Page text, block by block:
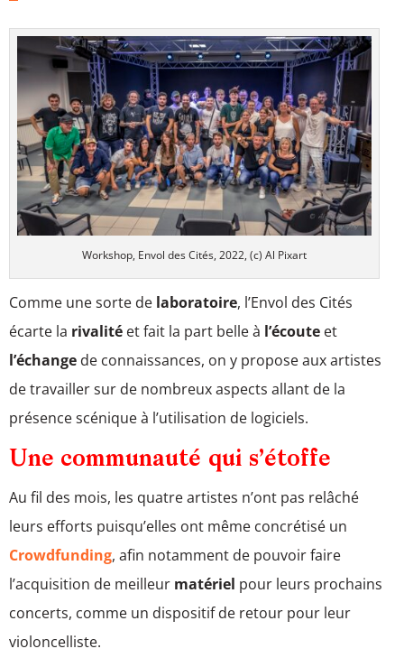
Workshop, Envol des Cités, 2022, (c) Al Pixart
Comme une sorte de laboratoire, l’Envol des Cités
écarte la rivalité et fait la part belle à l’écoute et
l’échange de connaissances, on y propose aux artistes
de travailler sur de nombreux aspects allant de la
présence scénique à l’utilisation de logiciels.
Une communauté qui s’étoffe
Au fil des mois, les quatre artistes n’ont pas relâché
leurs efforts puisqu’elles ont même concrétisé un
Crowdfunding, afin notamment de pouvoir faire
l’acquisition de meilleur matériel pour leurs prochains
concerts, comme un dispositif de retour pour leur
violoncelliste.